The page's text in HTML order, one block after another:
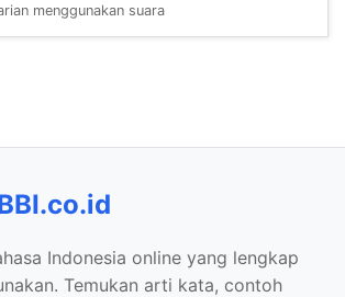
menggunakan suara
Indonesia online yang lengkap
Temukan arti kata, contoh